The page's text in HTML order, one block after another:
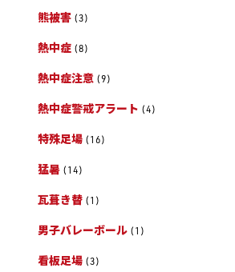
熊被害 (3)
熱中症 (8)
熱中症注意 (9)
熱中症警戒アラート (4)
特殊足場 (16)
猛暑 (14)
瓦葺き替 (1)
男子バレーボール (1)
看板足場 (3)